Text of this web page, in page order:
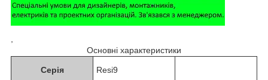
Основні характеристики
Серія Resi9